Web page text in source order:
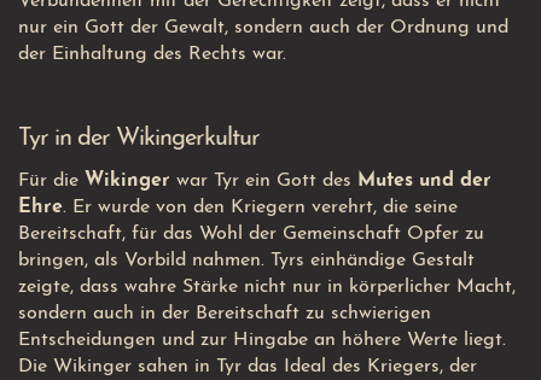
nur ein Gott der Gewalt, sondern auch der Ordnung und
der Einhaltung des Rechts war.
Tyr in der Wikingerkultur
Für die Wikinger war Tyr ein Gott des Mutes und der
Ehre. Er wurde von den Kriegern verehrt, die seine
Bereitschaft, für das Wohl der Gemeinschaft Opfer zu
bringen, als Vorbild nahmen. Tyrs einhändige Gestalt
zeigte, dass wahre Stärke nicht nur in körperlicher Macht,
sondern auch in der Bereitschaft zu schwierigen
Entscheidungen und zur Hingabe an höhere Werte liegt.
Die Wikinger sahen in Tyr das Ideal des Kriegers, der